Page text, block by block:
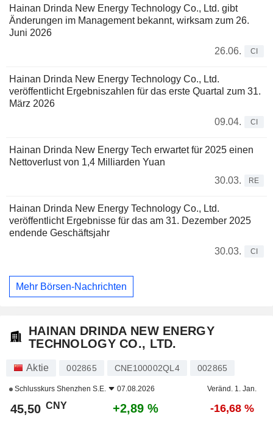
Hainan Drinda New Energy Technology Co., Ltd. gibt
Änderungen im Management bekannt, wirksam zum 26.
Juni 2026
26.06.
CI
Hainan Drinda New Energy Technology Co., Ltd.
veröffentlicht Ergebniszahlen für das erste Quartal zum 31.
März 2026
09.04.
CI
Hainan Drinda New Energy Tech erwartet für 2025 einen
Nettoverlust von 1,4 Milliarden Yuan
30.03.
RE
Hainan Drinda New Energy Technology Co., Ltd.
veröffentlicht Ergebnisse für das am 31. Dezember 2025
endende Geschäftsjahr
30.03.
CI
Mehr Börsen-Nachrichten
HAINAN DRINDA NEW ENERGY
TECHNOLOGY CO., LTD.
Aktie 002865 CNE100002QL4 002865
Schlusskurs Shenzhen S.E. 07.08.2026 Veränd. 1. Jan.
45,50 CNY +2,89 % -16,68 %